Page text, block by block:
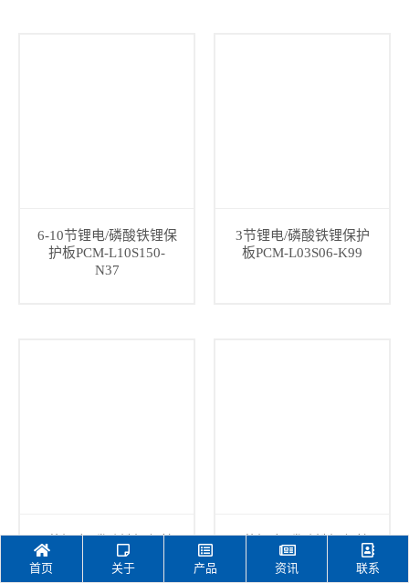
6-10节锂电/磷酸铁锂保
护板PCM-L10S150-
N37
3节锂电/磷酸铁锂保护
板PCM-L03S06-K99
3节锂电/磷酸铁锂保护
板PCM-L03S10-K90
4节锂电/磷酸铁锂保护
板PCM-L04S05-L19
首页 关于 产品 资讯 联系